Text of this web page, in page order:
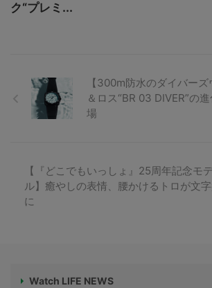
ク“プレミ...
【300m防水のダイバー
＆ロス“BR 03 DIVER”の
場
【『どこでもいっしょ』25周年記念モ
ル】癒やしの表情、腰かけるトロが文
に
Watch LIFE NEWS